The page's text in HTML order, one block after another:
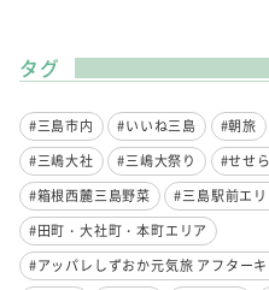
タグ
#三島市内 #いいね三島 #朝旅
#三嶋大社
#三嶋大祭り #せせ
#箱根西麓三島野菜
#三島駅前エ
#田町・大社町・本町エリア
#アッパレしずおか元気旅 アフター